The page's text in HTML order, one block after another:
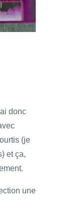
donc
(je
et ça,
une